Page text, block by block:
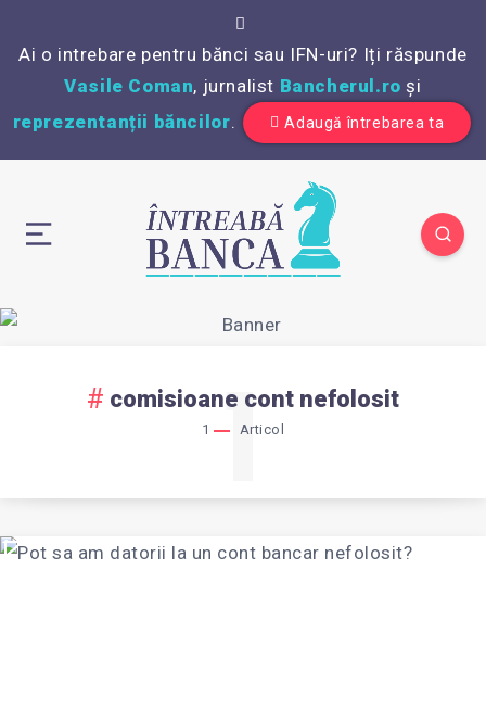
Ai o intrebare pentru bănci sau IFN-uri? Iți răspunde
Vasile Coman, jurnalist Bancherul.ro și
reprezentanții băncilor. Adaugă întrebarea ta
comisioane cont nefolosit
1 Articol
1